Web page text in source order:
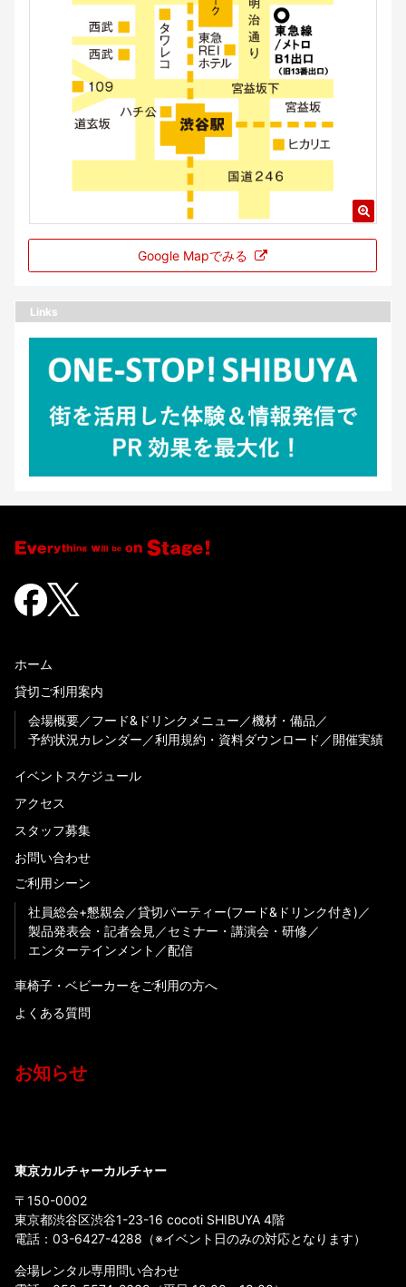
Google Mapでみる
Links
ホーム
貸切ご利用案内
会場概要
フード&ドリンクメニュー
機材・備品
予約状況カレンダー
利用規約・資料ダウンロード 開催実績
イベントスケジュール
アクセス
スタッフ募集
お問い合わせ
ご利用シーン
社員総会+懇親会
貸切パーティー(フード&ドリンク付き)
製品発表会・記者会見
セミナー・講演会・研修
エンターテインメント
配信
車椅子・ベビーカーをご利用の方へ
よくある質問
お知らせ
東京カルチャーカルチャー
〒150-0002
東京都渋谷区渋谷1-23-16 cocoti SHIBUYA 4階
電話： 03-6427-4288 （※イベント日のみの対応となります）
会場レンタル専用問い合わせ